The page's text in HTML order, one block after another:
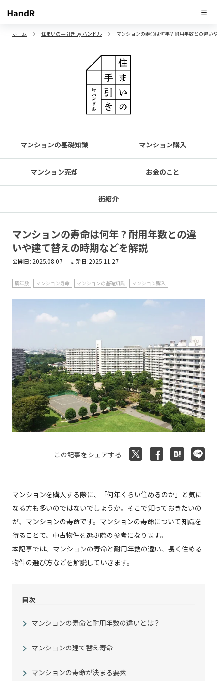
ホーム 住まいの手引き by ハンドル マンションの寿命は何年？耐用年数との違い
マンションの基礎知識 マンション購入
マンション売却 お金のこと
街紹介
マンションの寿命は何年？耐用年数との違
いや建て替えの時期などを解説
公開日: 2025.08.07 更新日:2025.11.27
築年数 マンション寿命 マンションの基礎知識 マンション購入
この記事をシェアする
マンションを購入する際に、「何年くらい住めるのか」と気に
なる方も多いのではないでしょうか。そこで知っておきたいの
が、マンションの寿命です。マンションの寿命について知識を
得ることで、中古物件を選ぶ際の参考になります。
本記事では、マンションの寿命と耐用年数の違い、長く住める
物件の選び方などを解説していきます。
目次
マンションの寿命と耐用年数の違いとは？
マンションの建て替え寿命
マンションの寿命が決まる要素